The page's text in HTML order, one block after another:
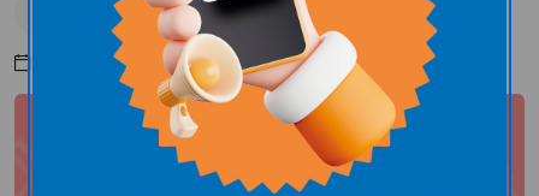
En estos momentos
Diciembre 14, 2024